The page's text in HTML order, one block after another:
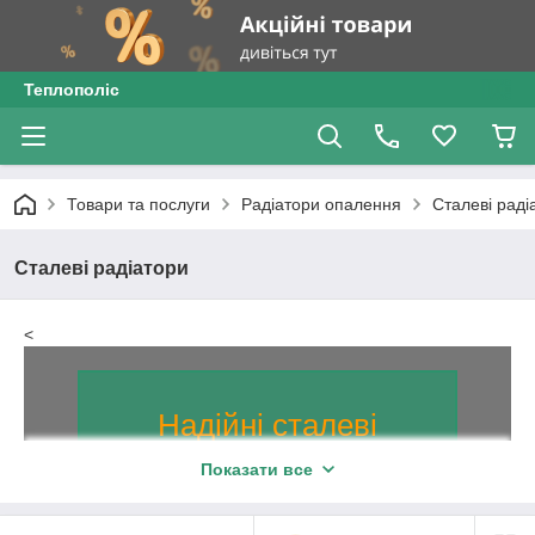
Теплополіс
Товари та послуги Радіатори опалення Сталеві
Сталеві радіатори
<
Надійні сталеві
радіатори
Надійність конструкції джерела
Показати все